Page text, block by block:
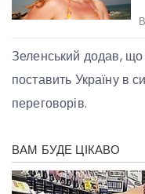
Зеленський додав,
поставить Україну в
переговорів.